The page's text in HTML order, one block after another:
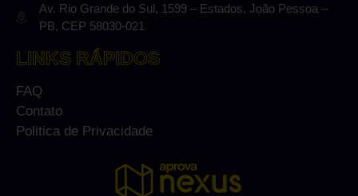
Av. Rio Grande do Sul, 1599 – Estados, João Pessoa –
PB, CEP 58030-021
LINKS RÁPIDOS
FAQ
Contato
Politica de Privacidade